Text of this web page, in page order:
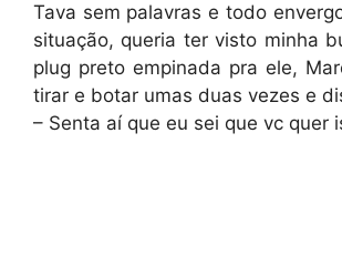
Tava sem palavras e todo
situação, queria ter visto minha
plug preto empinada pra ele,
tirar e botar umas duas vezes e
– Senta aí que eu sei que vc quer